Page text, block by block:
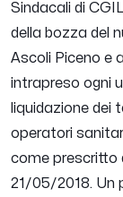
Sindacali di
della bozza del
Ascoli Piceno e
intrapreso ogni
liquidazione dei
operatori
come prescritto
21/05/2018. Un